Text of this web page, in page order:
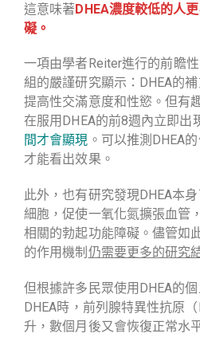
這意味著DHEA濃度較低的人
礙。
一項由學者Reiter進行的前瞻
組的嚴謹研究顯示：DHEA的
提高性交滿意度和性慾。但有
在服用DHEA的前8週內立即出
間才會顯現 。 可以推測DHEA
才能看出效果。
此外，也有研究發現DHEA本
細胞，促使一氧化氮擴張血管
相關的勃起功能障礙。儘管如
的作用機制 仍需要更多的研究
但根據許多民眾使用DHEA的
DHEA時，前列腺特異性抗原
升，數個月後又會恢復正常水